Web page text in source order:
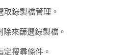
取錄製檔管理 。
除來篩選錄製檔。
搜尋條件。